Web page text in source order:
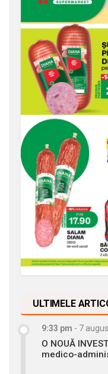
ULTIMELE
9:33 pm - 7
O NOUĂ
medico-